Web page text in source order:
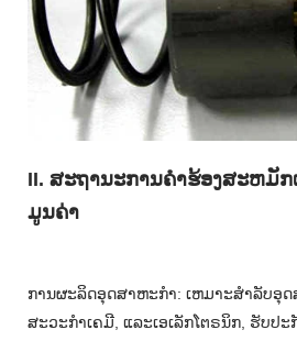
II. ສະຖານະການຄໍາຮ້ອງສະຫມັ
ມູນຄ່າ
ການຜະລິດອຸດສາຫະກໍາ: ເຫມາະສໍາລັບອຸດ
ສະວະກໍາເຄມີ, ແລະເອເລັກໂຕຣນິກ, ຮັບ